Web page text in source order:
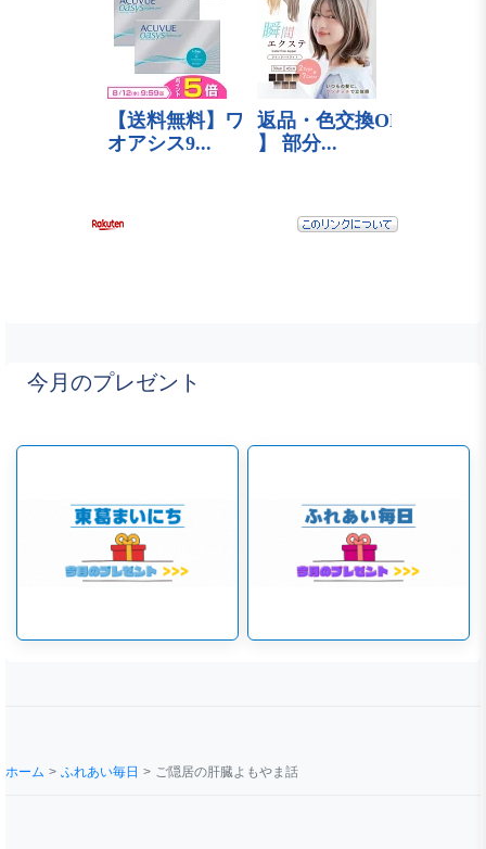
今月のプレゼント
ホーム ふれあい毎日 ご隠居の肝臓よもやま話